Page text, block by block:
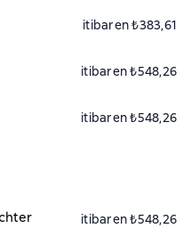
itibaren ₺383,61
itibaren ₺548,26
itibaren ₺548,26
itibaren ₺548,26